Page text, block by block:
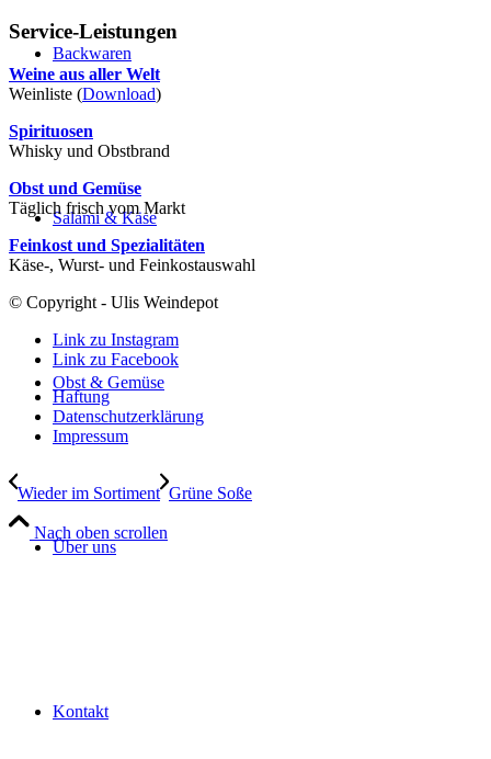
Backwaren
Salami & Käse
Obst & Gemüse
Über uns
Kontakt
Service-Leistungen
Weine aus aller Welt
Weinliste (Download)
Spirituosen
Whisky und Obstbrand
Obst und Gemüse
Täglich frisch vom Markt
Feinkost und Spezialitäten
Käse-, Wurst- und Feinkostauswahl
© Copyright - Ulis Weindepot
Link zu Instagram
Link zu Facebook
Haftung
Datenschutzerklärung
Impressum
Wieder im Sortiment Grüne Soße
Nach oben scrollen